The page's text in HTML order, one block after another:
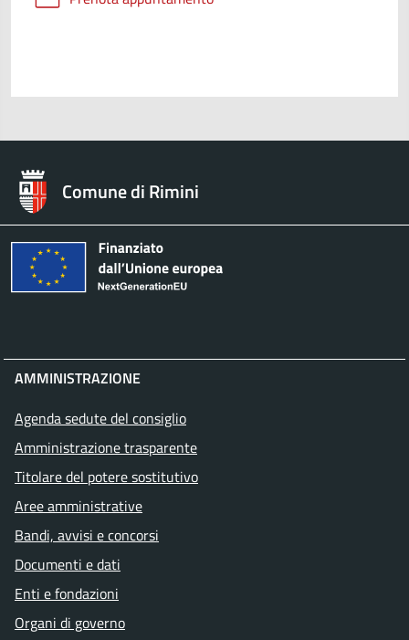
Comune di Rimini
AMMINISTRAZIONE
Agenda sedute del consiglio
Amministrazione trasparente
Titolare del potere sostitutivo
Aree amministrative
Bandi, avvisi e concorsi
Documenti e dati
Enti e fondazioni
Organi di governo